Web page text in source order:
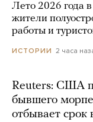
Лето 2026 года
жители
работы и
ИСТОРИИ 2 часа
Reuters: США
бывшего
отбывает срок